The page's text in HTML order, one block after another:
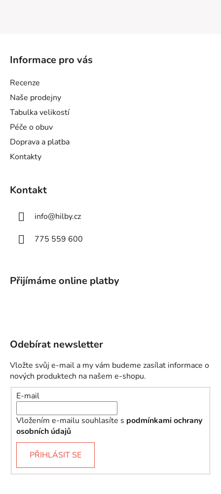
Informace pro vás
Recenze
Naše prodejny
Tabulka velikostí
Péče o obuv
Doprava a platba
Kontakty
Kontakt
info@hilby.cz
775 559 600
Přijímáme online platby
Odebírat newsletter
Vložte svůj e-mail a my vám budeme zasílat informace o
nových produktech na našem e-shopu.
E-mail
Vložením e-mailu souhlasíte s podmínkami ochrany
osobních údajů
PŘIHLÁSIT SE